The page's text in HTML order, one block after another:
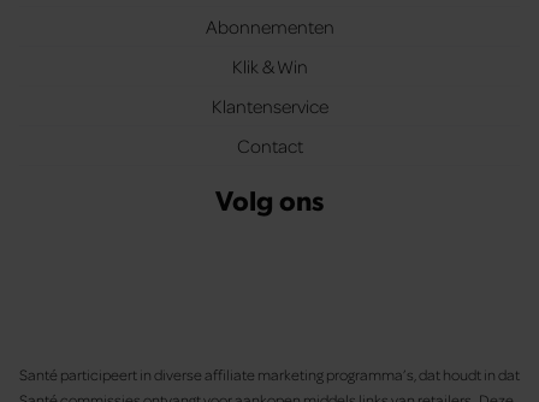
Abonnementen
Klik & Win
Klantenservice
Contact
Volg ons
Santé participeert in diverse affiliate marketing programma’s, dat houdt in dat